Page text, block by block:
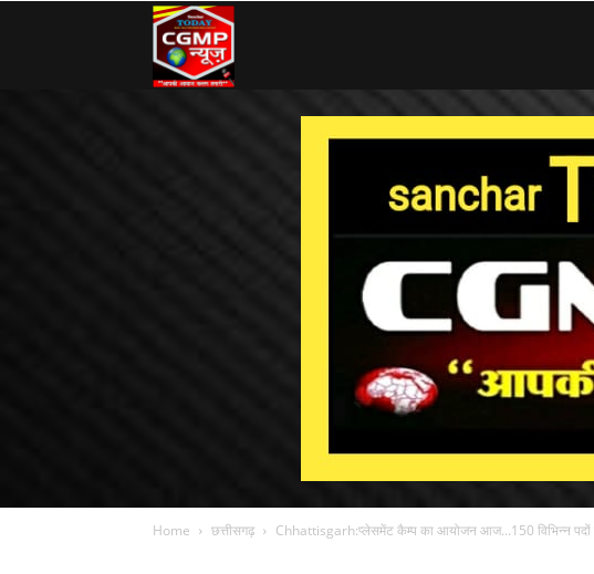
Home छत्तीसगढ़ Chhattisgarh:प्लेसमेंट कैम्प का आयोजन आज...150 विभिन्न पदों